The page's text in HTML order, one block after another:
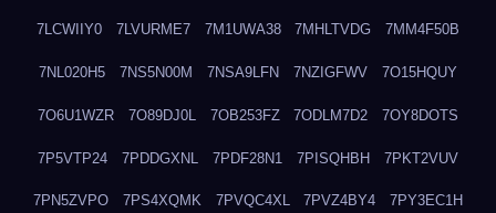
7LCWIIY0 7LVURME7 7M1UWA38 7MHLTVDG 7MM4F50B
7NL020H5 7NS5N00M 7NSA9LFN 7NZIGFWV 7O15HQUY
7O6U1WZR 7O89DJ0L 7OB253FZ 7ODLM7D2 7OY8DOTS
7P5VTP24 7PDDGXNL 7PDF28N1 7PISQHBH 7PKT2VUV
7PN5ZVPO 7PS4XQMK 7PVQC4XL 7PVZ4BY4 7PY3EC1H